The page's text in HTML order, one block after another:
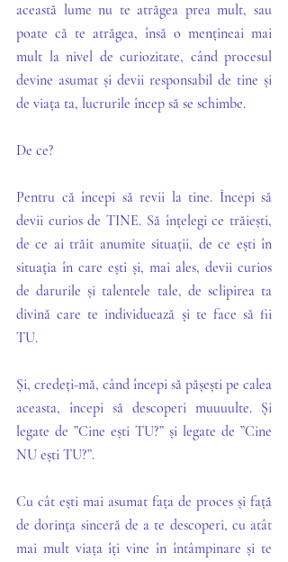
această lume nu te atrăgea prea mult, sau
poate că te atrăgea, însă o mențineai mai
mult la nivel de curiozitate, când procesul
devine asumat și devii responsabil de tine și
de viața ta, lucrurile încep să se schimbe.
De ce?
Pentru că începi să revii la tine. Începi să
devii curios de TINE. Să înțelegi ce trăiești,
de ce ai trăit anumite situații, de ce ești în
situația în care ești și, mai ales, devii curios
de darurile și talentele tale, de sclipirea ta
divină care te individuează și te face să fii
TU.
Și, credeți-mă, când începi să pășești pe calea
aceasta, începi să descoperi muuuulte. Și
legate de ”Cine ești TU?” și legate de ”Cine
NU ești TU?”.
Cu cât ești mai asumat fața de proces și față
de dorința sinceră de a te descoperi, cu atât
mai mult viața îți vine în întâmpinare și te